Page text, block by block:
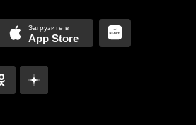
App Store